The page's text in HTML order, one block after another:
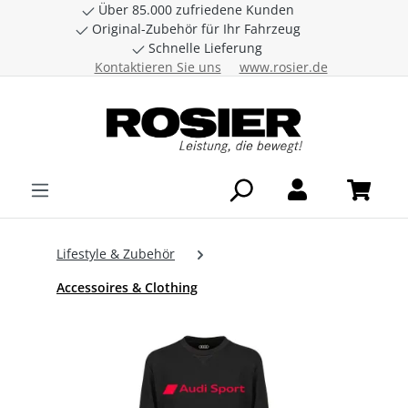
Zum Hauptinhalt springen
Über 85.000 zufriedene Kunden
Original-Zubehör für Ihr Fahrzeug
Schnelle Lieferung
Kontaktieren Sie uns
www.rosier.de
Lifestyle & Zubehör
Accessoires & Clothing